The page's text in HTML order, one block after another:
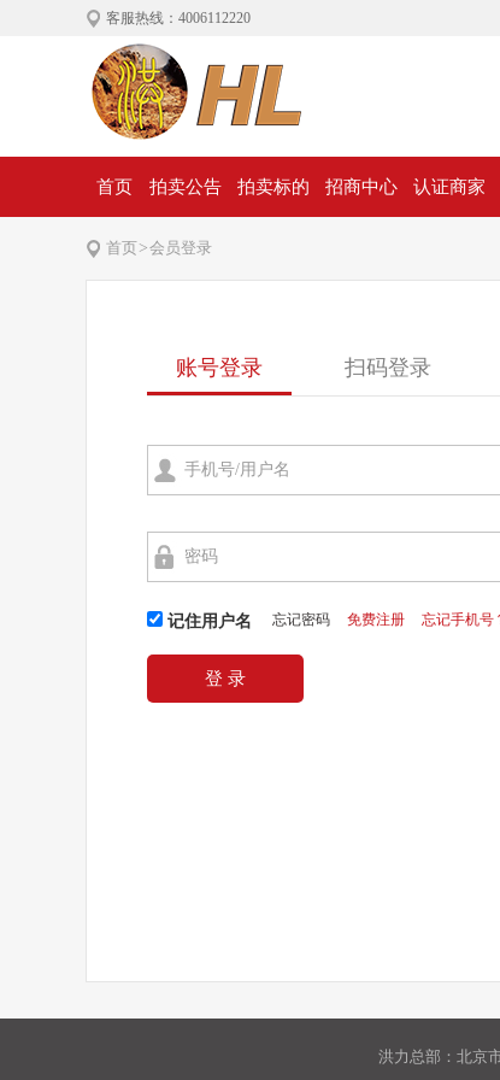
客服热线：4006112220
首页 拍卖公告 拍卖标的 招商中心 认证商家
首页>会员登录
账号登录 扫码登录
记住用户名 忘记密码 免费注册 忘记手机号
洪力总部：北京